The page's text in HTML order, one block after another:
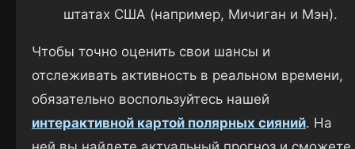
штатах США (например, Мичиган и Мэн).
Чтобы точно оценить свои шансы и
отслеживать активность в реальном времени,
обязательно воспользуйтесь нашей
интерактивной картой полярных сияний. На